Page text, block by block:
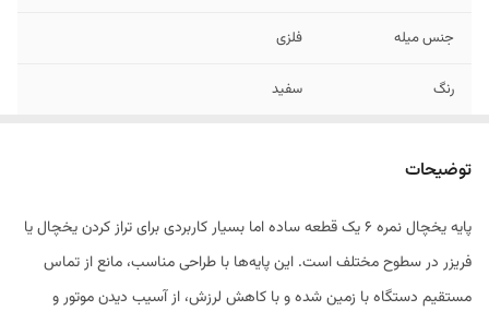
جنس میله فلزی
رنگ سفید
توضیحات
پایه یخچال نمره 6 یک قطعه ساده اما بسیار کاربردی برای تراز کردن یخچال یا
فریزر در سطوح مختلف است. این پایه‌ها با طراحی مناسب، مانع از تماس
مستقیم دستگاه با زمین شده و با کاهش لرزش، از آسیب دیدن موتور و